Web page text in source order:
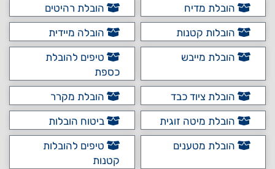
הובלת מדיח
הובלת רהיטים
הובלות קטנות
הובלה מיידית
הובלת מייבש
טיפים להובלת
כספת
הובלת ציוד כבד
הובלת מקרר
הובלת מיטה זוגית
ביטוח הובלות
הובלת מטענים
טיפים להובלות
קטנות